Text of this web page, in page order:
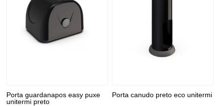
Porta guardanapos easy puxe
unitermi preto
Porta canudo preto eco unitermi